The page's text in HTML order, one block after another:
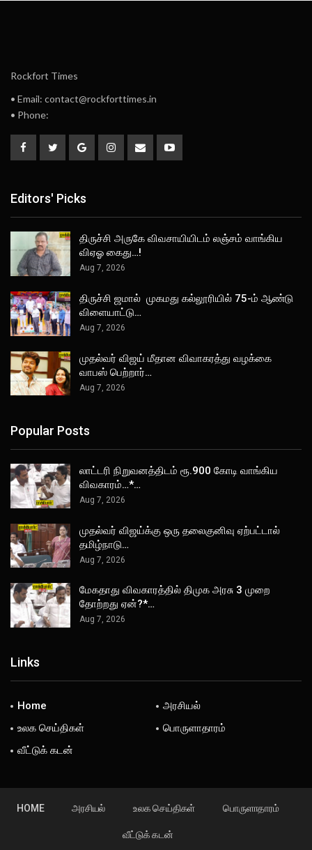
Rockfort Times
• Email: contact@rockforttimes.in
• Phone:
Editors' Picks
திருச்சி அருகே விவசாயியிடம் லஞ்சம் வாங்கிய
விஏஓ கைது…!
Aug 7, 2026
திருச்சி ஜமால் முகமது கல்லூரியில் 75-ம் ஆண்டு
விளையாட்டு…
Aug 7, 2026
முதல்வர் விஜய் மீதான விவாகரத்து வழக்கை
வாபஸ் பெற்றார்…
Aug 7, 2026
Popular Posts
லாட்டரி நிறுவனத்திடம் ரூ.900 கோடி வாங்கிய
விவகாரம்…*…
Aug 7, 2026
முதல்வர் விஜய்க்கு ஒரு தலைகுனிவு ஏற்பட்டால்
தமிழ்நாடு…
Aug 7, 2026
மேகதாது விவகாரத்தில் திமுக அரசு 3 முறை
தோற்றது ஏன்?*…
Aug 7, 2026
Links
Home
அரசியல்
உலக செய்திகள்
பொருளாதாரம்
வீட்டுக் கடன்
HOME அரசியல் உலக செய்திகள் பொருளாதாரம்
வீட்டுக் கடன்